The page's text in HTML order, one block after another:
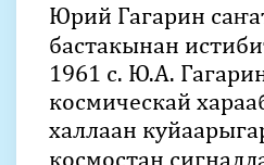
Юрий Гагарин
бастакынан
1961 с. Ю.А.
космическай
халлаан
космостан